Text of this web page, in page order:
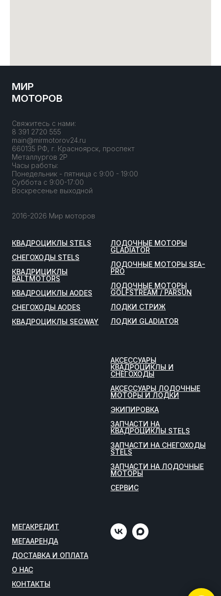
МИР
МОТОРОВ
Свяжитесь с нами:
8 391 2720 555
main@mirmotorov24.ru
660135 РФ, г. Красноярск, проспект
Металлургов 2Р
Часы работы:
Понедельник - пятница с 9:00 - 19:00
Суббота с 9:00-17:00
Воскресенье выходной
2016-2026 Мир моторов
КВАДРОЦИКЛЫ STELS
СНЕГОХОДЫ STELS
КВАДРИЦИКЛЫ
BALTMOTORS
КВАДРОЦИКЛЫ AODES
СНЕГОХОДЫ AODES
КВАДРОЦИКЛЫ SEGWAY
ЛОДОЧНЫЕ МОТОРЫ
GLADIATOR
ЛОДОЧНЫЕ МОТОРЫ SEA-
PRO
ЛОДОЧНЫЕ МОТОРЫ
GOLFSTREAM / PARSUN
ЛОДКИ СТРИЖ
ЛОДКИ GLADIATOR
АКСЕССУАРЫ
КВАДРОЦИКЛЫ И
СНЕГОХОДЫ
АКСЕССУАРЫ ЛОДОЧНЫЕ
МОТОРЫ И ЛОДКИ
ЭКИПИРОВКА
ЗАПЧАСТИ НА
КВАДРОЦИКЛЫ STELS
ЗАПЧАСТИ НА СНЕГОХОДЫ
STELS
ЗАПЧАСТИ НА ЛОДОЧНЫЕ
МОТОРЫ
СЕРВИС
МЕГАКРЕДИТ
МЕГААРЕНДА
ДОСТАВКА И ОПЛАТА
О НАС
КОНТАКТЫ